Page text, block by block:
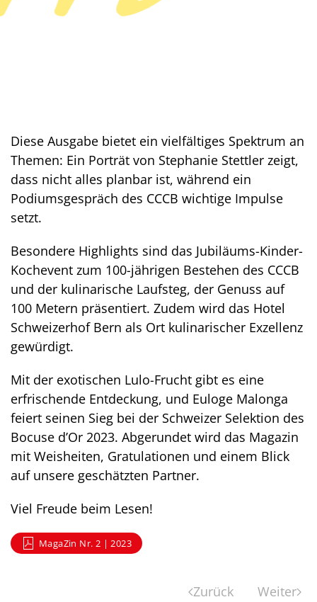
Diese Ausgabe bietet ein vielfältiges Spektrum an
Themen: Ein Porträt von Stephanie Stettler zeigt,
dass nicht alles planbar ist, während ein
Podiumsgespräch des CCCB wichtige Impulse
setzt.
Besondere Highlights sind das Jubiläums-Kinder-
Kochevent zum 100-jährigen Bestehen des CCCB
und der kulinarische Laufsteg, der Genuss auf
100 Metern präsentiert. Zudem wird das Hotel
Schweizerhof Bern als Ort kulinarischer Exzellenz
gewürdigt.
Mit der exotischen Lulo-Frucht gibt es eine
erfrischende Entdeckung, und Euloge Malonga
feiert seinen Sieg bei der Schweizer Selektion des
Bocuse d’Or 2023. Abgerundet wird das Magazin
mit Weisheiten, Gratulationen und einem Blick
auf unsere geschätzten Partner.
Viel Freude beim Lesen!
MagaZin Nr. 2 | 2023
Zurück Weiter